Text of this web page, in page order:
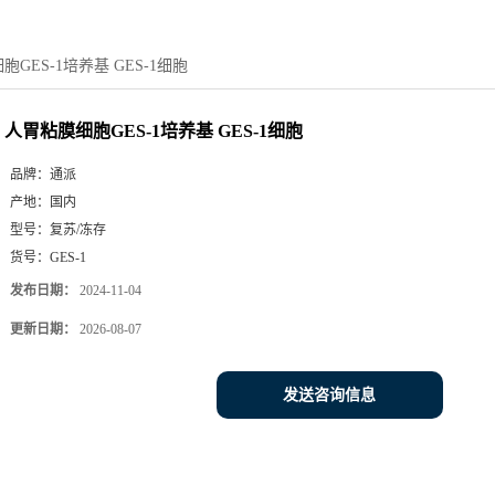
GES-1培养基 GES-1细胞
人胃粘膜细胞GES-1培养基 GES-1细胞
品牌： 通派
产地：
国内
型号： 复苏/冻存
货号： GES-1
发布日期： 2024-11-04
更新日期： 2026-08-07
发送咨询信息